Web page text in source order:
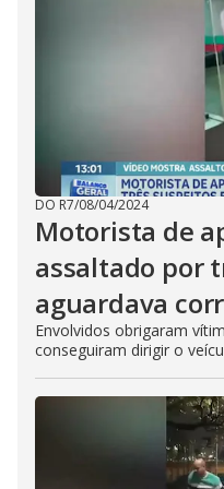
DO R7/08/04/2024
Motorista de
assaltado por
aguardava
Envolvidos obrigaram
conseguiram dirigir o